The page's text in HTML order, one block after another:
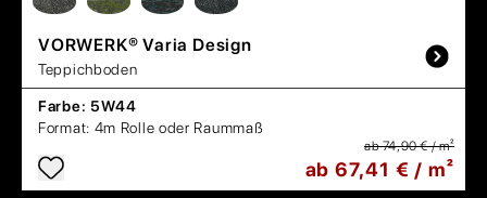
VORWERK® Varia Design
Teppichboden
Farbe: 5W44
Format: 4m Rolle oder Raummaß
ab 74,90 € / m²
ab 67,41 € / m²